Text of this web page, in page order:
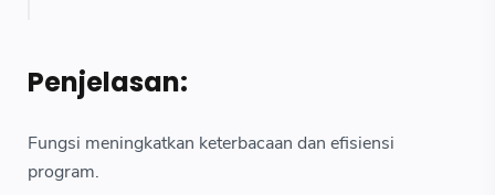
Penjelasan:
Fungsi meningkatkan keterbacaan dan efisiensi
program.